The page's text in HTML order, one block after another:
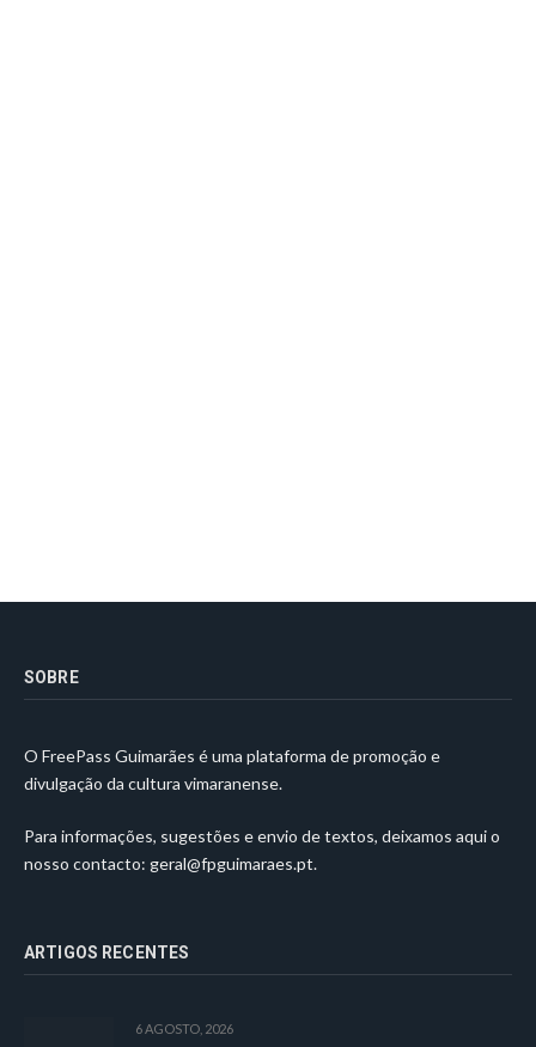
SOBRE
O FreePass Guimarães é uma plataforma de promoção e
divulgação da cultura vimaranense.
Para informações, sugestões e envio de textos, deixamos aqui o
nosso contacto: geral@fpguimaraes.pt.
ARTIGOS RECENTES
6 AGOSTO, 2026